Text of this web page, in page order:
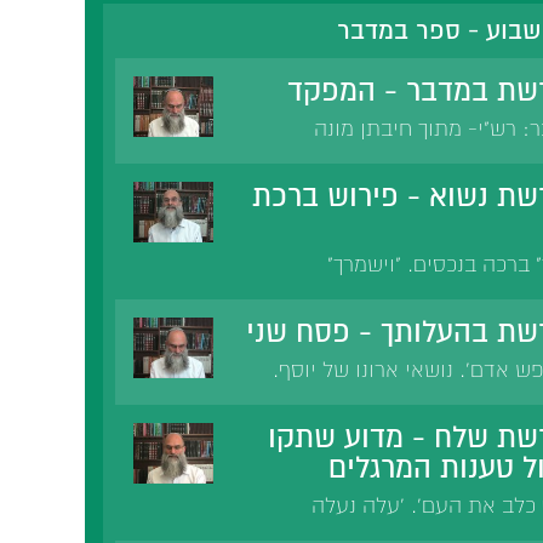
- ספר במדבר
במדבר - המפקד
רש"י- מתוך חיבתן מונה
על הנס. המניין על ידי שקלים.
שמנה את העם שלא לצורך.
נשוא - פירוש ברכת
ברכה בנכסים. "וישמרך"
ה פניו אליך" ה יכבוש כעסו.
שקול כנגד הכל.
בהעלותך - פסח שני
אדם'. נושאי ארונו של יוסף.
שמע. מהר'ל בתפארת
לא קנה שלמות רוחנית.
שלח - מדוע שתקו
טענות המרגלים
כלב את העם'. 'עלה נעלה